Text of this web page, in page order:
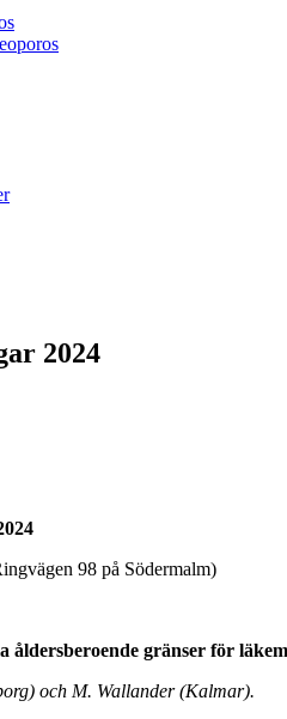
2024
98 på Södermalm)
åldersberoende gränser för
och M. Wallander (Kalmar).